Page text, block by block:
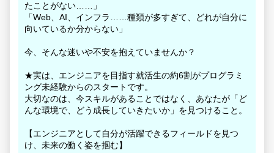
たことがない……」
「Web、AI、インフラ……種類が多すぎて、どれが自分に
向いているか分からない」
今、そんな迷いや不安を抱えていませんか？
★実は、エンジニアを目指す就活生の約6割がプログラミ
ング未経験からのスタートです。
大切なのは、今スキルがあることではなく、あなたが「ど
んな環境で、どう成長していきたいか」を見つけること。
【エンジニアとして自分が活躍できるフィールドを見つ
け、未来の働く姿を掴む】